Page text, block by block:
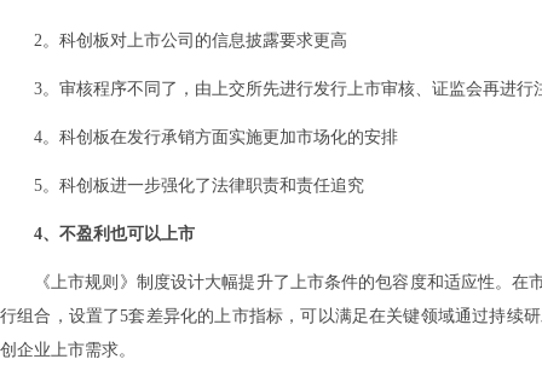
2。科创板对上市公司的信息披露要求更高
3。审核程序不同了，由上交所先进行发行上市审核、证监会再进行
4。科创板在发行承销方面实施更加市场化的安排
5。科创板进一步强化了法律职责和责任追究
4、不盈利也可以上市
《上市规则》制度设计大幅提升了上市条件的包容度和适应性。
行组合，设置了5套差异化的上市指标，可以满足在关键领域通过持续
创企业上市需求。